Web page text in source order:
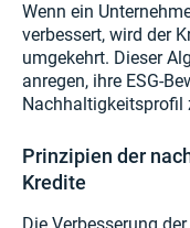
Wenn ein
verbessert, wird der
umgekehrt. Dieser
anregen, ihre ESG-
Nachhaltigkeitsprofil
Prinzipien der
Kredite